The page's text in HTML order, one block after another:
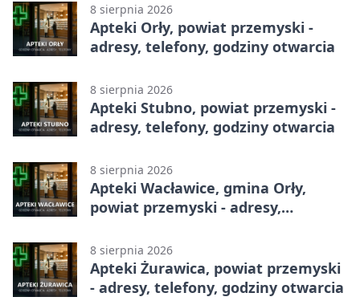
8 sierpnia 2026
Apteki Orły, powiat przemyski -
adresy, telefony, godziny otwarcia
8 sierpnia 2026
Apteki Stubno, powiat przemyski -
adresy, telefony, godziny otwarcia
8 sierpnia 2026
Apteki Wacławice, gmina Orły,
powiat przemyski - adresy,
8 sierpnia 2026
Apteki Żurawica, powiat przemyski
- adresy, telefony, godziny otwarcia